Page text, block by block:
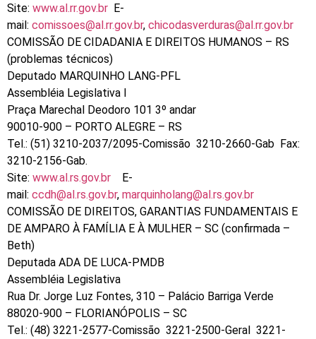
Site: www.al.rr.gov.br E-
mail: comissoes@al.rr.gov.br, chicodasverduras@al.rr.gov.br
COMISSÃO DE CIDADANIA E DIREITOS HUMANOS – RS
(problemas técnicos)
Deputado MARQUINHO LANG-PFL
Assembléia Legislativa l
Praça Marechal Deodoro 101 3º andar
90010-900 – PORTO ALEGRE – RS
Tel.: (51) 3210-2037/2095-Comissão 3210-2660-Gab Fax:
3210-2156-Gab.
Site: www.al.rs.gov.br E-
mail: ccdh@al.rs.gov.br, marquinholang@al.rs.gov.br
COMISSÃO DE DIREITOS, GARANTIAS FUNDAMENTAIS E
DE AMPARO À FAMÍLIA E À MULHER – SC (confirmada –
Beth)
Deputada ADA DE LUCA-PMDB
Assembléia Legislativa
Rua Dr. Jorge Luz Fontes, 310 – Palácio Barriga Verde
88020-900 – FLORIANÓPOLIS – SC
Tel.: (48) 3221-2577-Comissão 3221-2500-Geral 3221-